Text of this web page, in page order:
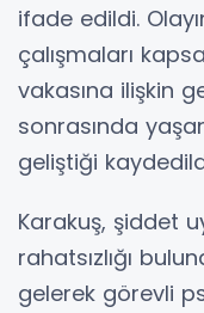
ifade edildi.
çalışmaları
vakasına ilişkin
sonrasında
geliştiği
Karakuş, şiddet
rahatsızlığı
gelerek görevli